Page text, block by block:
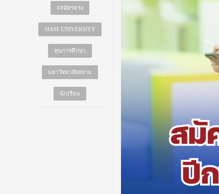
#สมัครตรง
SIAM UNIVERSITY
ทุนการศึกษา
มหาวิทยาลัยสยาม
นักเรียน